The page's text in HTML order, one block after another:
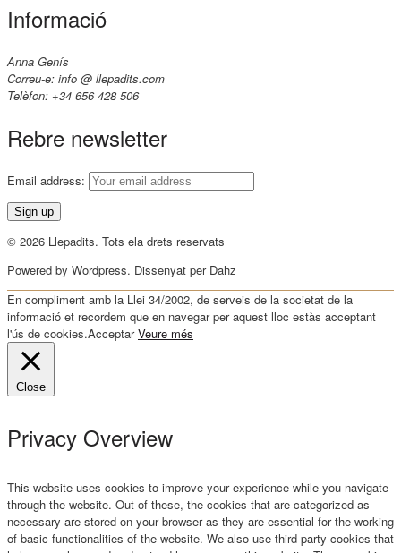
Informació
Anna Genís
Correu-e: info @ llepadits.com
Telèfon: +34 656 428 506
Rebre newsletter
Email address:
© 2026 Llepadits. Tots ela drets reservats
Powered by Wordpress. Dissenyat per Dahz
En compliment amb la Llei 34/2002, de serveis de la societat de la
informació et recordem que en navegar per aquest lloc estàs acceptant
l'ús de cookies.Acceptar Veure més
Close
Privacy Overview
This website uses cookies to improve your experience while you navigate
through the website. Out of these, the cookies that are categorized as
necessary are stored on your browser as they are essential for the working
of basic functionalities of the website. We also use third-party cookies that